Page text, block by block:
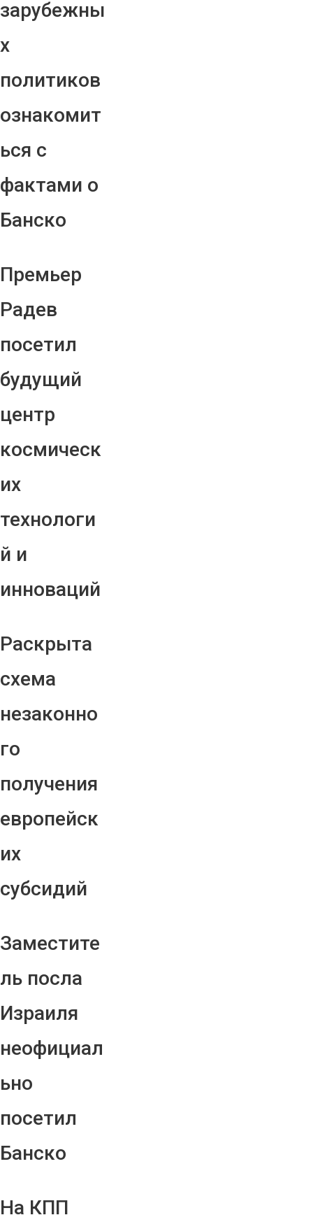
зарубежны
х
политиков
ознакомит
ься с
фактами о
Банско
Премьер
Радев
посетил
будущий
центр
космическ
их
технологи
й и
инноваций
Раскрыта
схема
незаконно
го
получения
европейск
их
субсидий
Заместите
ль посла
Израиля
неофициал
ьно
посетил
Банско
На КПП